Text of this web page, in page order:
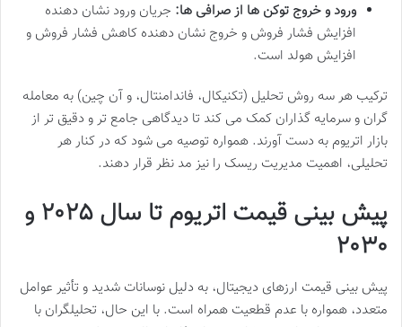
ورود و خروج توکن ها از صرافی ها: جریان ورود نشان دهنده
افزایش فشار فروش و خروج نشان دهنده کاهش فشار فروش و
افزایش هولد است.
ترکیب هر سه روش تحلیل (تکنیکال، فاندامنتال، و آن چین) به معامله
گران و سرمایه گذاران کمک می کند تا دیدگاهی جامع تر و دقیق تر از
بازار اتریوم به دست آورند. همواره توصیه می شود که در کنار هر
تحلیلی، اهمیت مدیریت ریسک را نیز مد نظر قرار دهند.
پیش بینی قیمت اتریوم تا سال ۲۰۲۵ و
۲۰۳۰
پیش بینی قیمت ارزهای دیجیتال، به دلیل نوسانات شدید و تأثیر عوامل
متعدد، همواره با عدم قطعیت همراه است. با این حال، تحلیلگران با